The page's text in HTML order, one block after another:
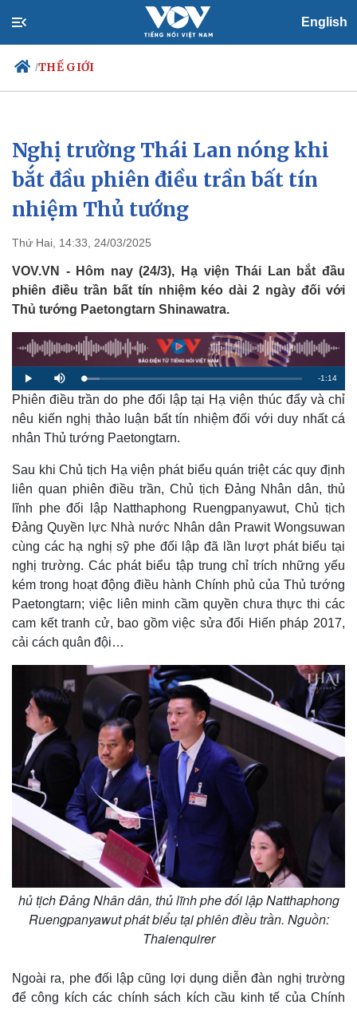
English
/THẾ GIỚI
Chính trị
Đảng
Tổ chức nhân sự
Quốc hội
Nhận diện sự thật
Xã hội
Tin 24h
Dự báo thời tiết
Nghị trường Thái Lan nóng khi
bắt đầu phiên điều trần bất tín
nhiệm Thủ tướng
Thứ Hai, 14:33, 24/03/2025
VOV.VN - Hôm nay (24/3), Hạ viện Thái Lan bắt đầu
phiên điều trần bất tín nhiệm kéo dài 2 ngày đối với
Thủ tướng Paetongtarn Shinawatra.
P
l
a
y
M
u
t
e
L
o
a
d
7
.
%
R
e
n
g
i
e
-1:14
Phiên điều trần do phe đối lập tại Hạ viện thúc đẩy và chỉ
nêu kiến nghị thảo luận bất tín nhiệm đối với duy nhất cá
nhân Thủ tướng Paetongtarn.
Sau khi Chủ tịch Hạ viện phát biểu quán triệt các quy định
liên quan phiên điều trần, Chủ tịch Đảng Nhân dân, thủ
lĩnh phe đối lập Natthaphong Ruengpanyawut, Chủ tịch
Đảng Quyền lực Nhà nước Nhân dân Prawit Wongsuwan
cùng các hạ nghị sỹ phe đối lập đã lần lượt phát biểu tại
nghị trường. Các phát biểu tập trung chỉ trích những yếu
kém trong hoạt động điều hành Chính phủ của Thủ tướng
Paetongtarn; việc liên minh cầm quyền chưa thực thi các
cam kết tranh cử, bao gồm việc sửa đổi Hiến pháp 2017,
cải cách quân đội…
hủ tịch Đảng Nhân dân, thủ lĩnh phe đối lập Natthaphong
Ruengpanyawut phát biểu tại phiên điều trần. Nguồn:
Thaienquirer
Ngoài ra, phe đối lập cũng lợi dụng diễn đàn nghị trường
để công kích các chính sách kích cầu kinh tế của Chính